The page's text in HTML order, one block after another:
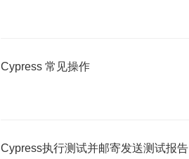
Cypress 常见操作
Cypress执行测试并邮寄发送测试报告